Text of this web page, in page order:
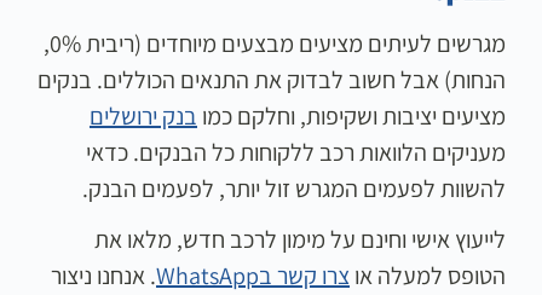
מגרשים לעיתים מציעים מבצעים מיוחדים (ריבית 0%,
הנחות) אבל חשוב לבדוק את התנאים הכוללים. בנקים
מציעים יציבות ושקיפות, וחלקם כמו בנק ירושלים
מעניקים הלוואות רכב ללקוחות כל הבנקים. כדאי
להשוות לפעמים המגרש זול יותר, לפעמים הבנק.
לייעוץ אישי וחינם על מימון לרכב חדש, מלאו את
הטופס למעלה אוצרו קשר בWhatsApp
. אנחנו ניצור